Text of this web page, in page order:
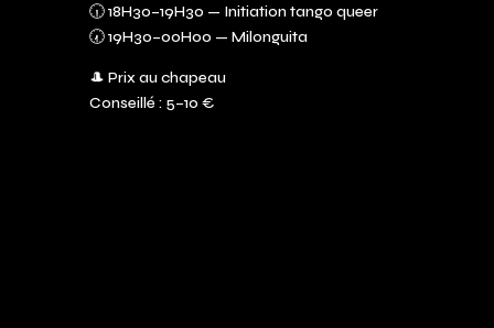
🕡 18H30–19H30 — Initiation tango queer
🕢 19H30–00H00 — Milonguita
🎩 Prix au chapeau
Conseillé : 5–10 €